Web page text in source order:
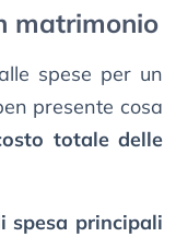
matrimonio
spese per un
presente cosa
totale delle
spesa principali